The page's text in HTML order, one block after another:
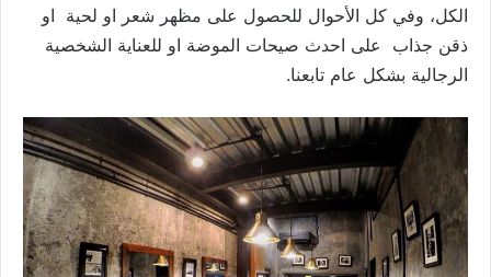
الكل، وفي كل الأحوال للحصول على مظهر شعر او لحية او
ذقن جذاب على احدث صيحات الموضة او للعناية الشخصية
الرجالية بشكل عام تابعنا.